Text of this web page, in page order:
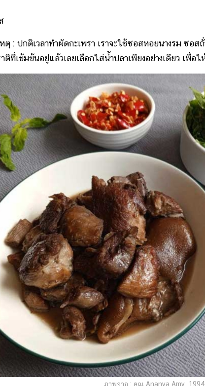
ตุ : ปกติเวลาทำผัดกะเพรา เราจะใช้ซอสหอยนางรม ซอส
ติที่เข้มข้นอยู่แล้วเลยเลือกใส่น้ำปลาเพียงอย่างเดียว เพื่อ
ภาพจาก : คุณ Ananya Amy_1994